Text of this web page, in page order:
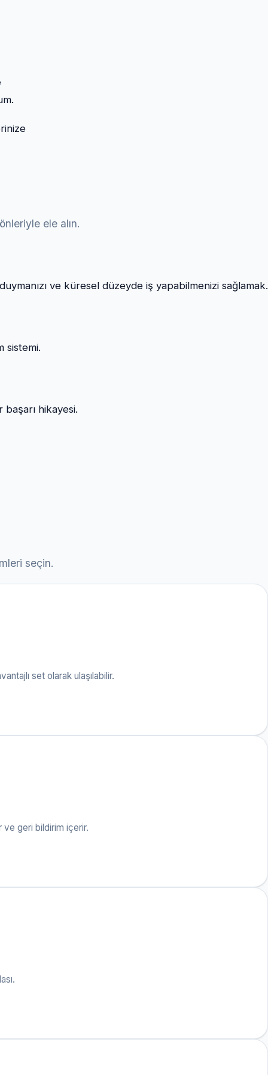
ele alın.
ve küresel düzeyde iş yapabilmenizi sağlamak.
sistemi.
hikayesi.
seçin.
set olarak ulaşılabilir.
ve geri bildirim içerir.